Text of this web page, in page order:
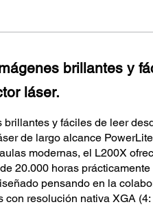
brillantes y
láser.
brillantes y fáciles de leer
de largo alcance
modernas, el L200X
20.000 horas
pensando en la
con resolución nativa XGA